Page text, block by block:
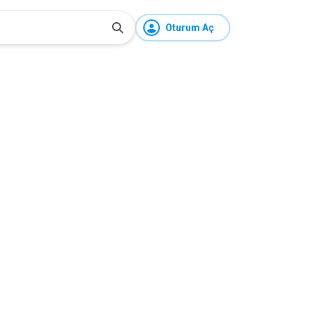
Oturum Aç